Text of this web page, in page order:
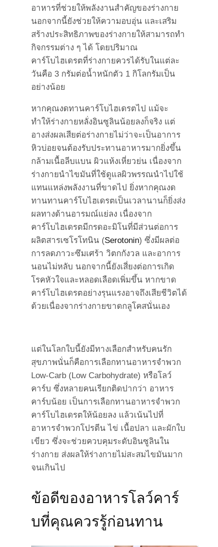
อาหารที่ช่วยให้พลังงานสำคัญของร่างกาย
นอกจากนี้ยังช่วยให้ความอบอุ่น และเสริม
สร้างประสิทธิภาพของร่างกายให้สามารถทำ
กิจกรรมต่าง ๆ ได้ โดยปริมาณ
คาร์โบไฮเดรตที่ร่างกายควรได้รับในแต่ละ
วันคือ 3 กรัมต่อน้ำหนักตัว 1 กิโลกรัมเป็น
อย่างน้อย
หากคุณงดทานคาร์โบไฮเดรตไป แม้จะ
ทำให้ร่างกายหลั่งอินซูลินน้อยลงก็จริง แต่
อางส่งผลเสียต่อร่างกายไม่ว่าจะเป็นอาการ
หิวบ่อยจนต้องรับประทานอาหารมากยิ่งขึ้น
กล้ามเนื้อลีบแบน ผิวแห้งเหี่ยวย่น เนื่องจาก
ร่างกายนำไขมันที่ใช้ดูแลผิวพรรณนำไปใช้
แทนแหล่งพลังงานที่ขาดไป ยิ่งหากคุณงด
ทานทานคาร์โบไฮเดรตเป็นเวลานานก็ยิ่งส่ง
ผลทางด้านอารมณ์แย่ลง เนื่องจาก
คาร์โบไฮเดรตมีกรดอะมิโนที่มีส่วนต่อการ
ผลิตสารเซโรโทนิน (Serotonin) ซึ่งมีผลต่อ
การลดภาวะซึมเศร้า วิตกกังวล และอาการ
นอนไม่หลับ นอกจากนี้ยังเสี่ยงต่อการเกิด
โรคหัวใจและหลอดเลือดเพิ่มขึ้น หากขาด
คาร์โบไฮเดรตอย่างรุนแรงอาจถึงเสียชีวิตได้
ด้วยเนื่องจากร่างกายขาดกลูโคสนั่นเอง
แต่ในโลกใบนี้ยังมีทางเลือกสำหรับคนรัก
สุขภาพนั่นก็คือการเลือกทานอาหารจำพวก
Low-Carb (Low Carbohydrate) หรือโลว์
คาร์บ ซึ่งหลายคนเรียกติดปากว่า อาหาร
คาร์บน้อย เป็นการเลือกทานอาหารจำพวก
คาร์โบไฮเดรตให้น้อยลง แล้วเน้นไปที่
อาหารจำพวกโปรตีน ไข่ เนื้อปลา และผักใบ
เขียว ซึ่งจะช่วยควบคุมระดับอินซูลินใน
ร่างกาย ส่งผลให้ร่างกายไม่สะสมไขมันมาก
จนเกินไป
ข้อดีของอาหารโลว์คาร์
บที่คุณควรรู้ก่อนทาน